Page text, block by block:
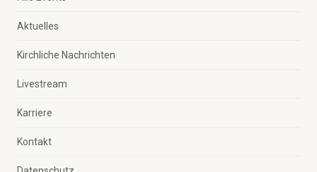
Aktuelles
Kirchliche Nachrichten
Livestream
Karriere
Kontakt